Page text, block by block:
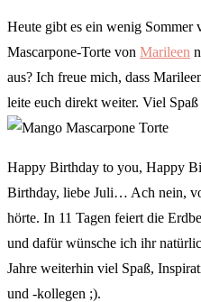
Heute gibt es ein wenig Sommer
Mascarpone-Torte von Marileen
aus? Ich freue mich, dass
leite euch direkt weiter. Viel
Happy Birthday to you, Happy
Birthday, liebe Juli… Ach nein,
hörte. In 11 Tagen feiert die
und dafür wünsche ich ihr
Jahre weiterhin viel Spaß,
und -kollegen ;).